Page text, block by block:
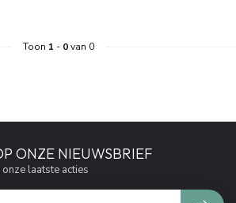
Toon 1 - 0van 0
ONZE NIEUWSBRIEF
laatste acties